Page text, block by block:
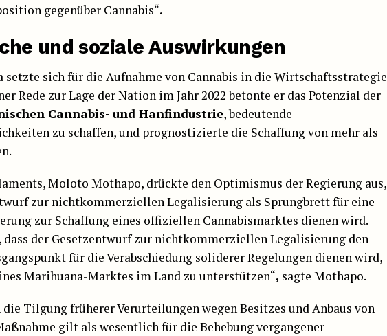
gegenüber Cannabis“.
und soziale Auswirkungen
setzte sich für die Aufnahme von Cannabis in die Wirtschaftsstrategie
Rede zur Lage der Nation im Jahr 2022 betonte er das Potenzial der
Cannabis- und Hanfindustrie, bedeutende
zu schaffen, und prognostizierte die Schaffung von mehr als
Moloto Mothapo, drückte den Optimismus der Regierung aus,
zur nichtkommerziellen Legalisierung als Sprungbrett für eine
zur Schaffung eines offiziellen Cannabismarktes dienen wird.
dass der Gesetzentwurf zur nichtkommerziellen Legalisierung den
für die Verabschiedung soliderer Regelungen dienen wird,
Marihuana-Marktes im Land zu unterstützen“, sagte Mothapo.
die Tilgung früherer Verurteilungen wegen Besitzes und Anbaus von
gilt als wesentlich für die Behebung vergangener